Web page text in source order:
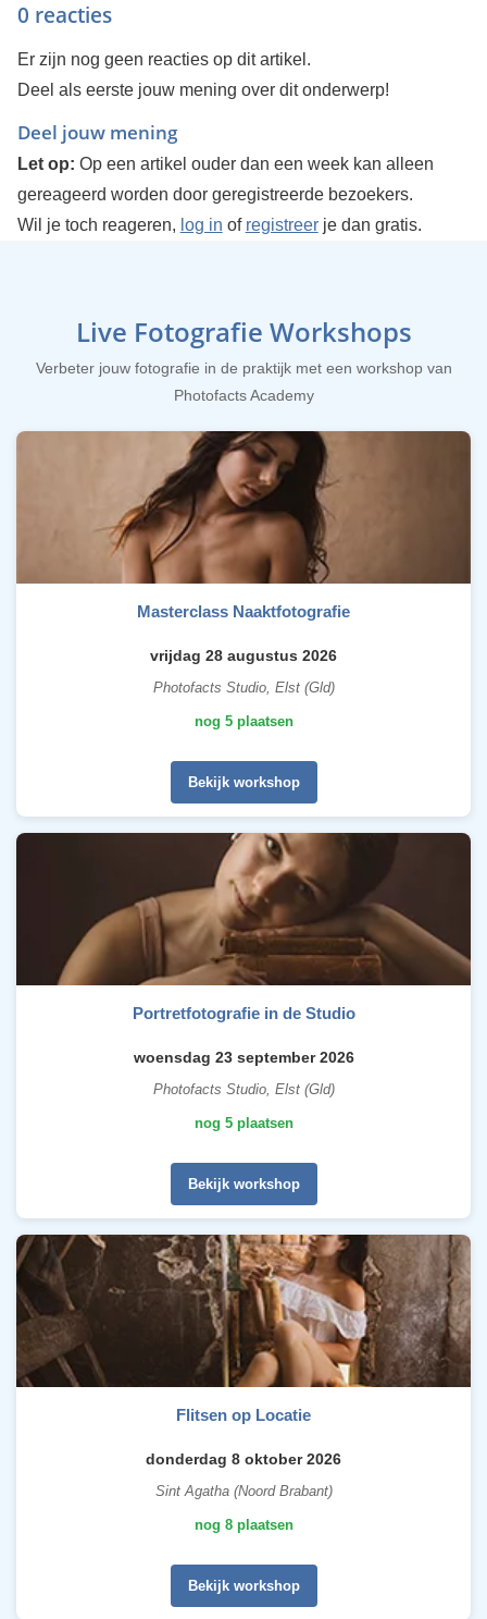
0 reacties
Er zijn nog geen reacties op dit artikel.
Deel als eerste jouw mening over dit onderwerp!
Deel jouw mening
Let op: Op een artikel ouder dan een week kan alleen
gereageerd worden door geregistreerde bezoekers.
Wil je toch reageren, log in of registreerje dan gratis.
Live Fotografie Workshops
Verbeter jouw fotografie in de praktijk met een workshop van
Photofacts Academy
Masterclass Naaktfotografie
vrijdag 28 augustus 2026
Photofacts Studio, Elst (Gld)
nog 5 plaatsen
Bekijk workshop
Portretfotografie in de Studio
woensdag 23 september 2026
Photofacts Studio, Elst (Gld)
nog 5 plaatsen
Bekijk workshop
Flitsen op Locatie
donderdag 8 oktober 2026
Sint Agatha (Noord Brabant)
nog 8 plaatsen
Bekijk workshop